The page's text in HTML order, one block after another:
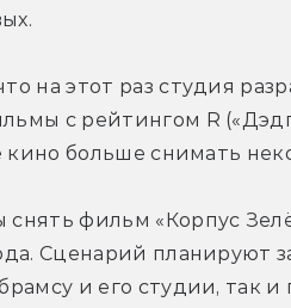
на этот раз студия
с рейтингом R
кино больше снимать
фильм «Корпус
Сценарий планируют
и его студии, так